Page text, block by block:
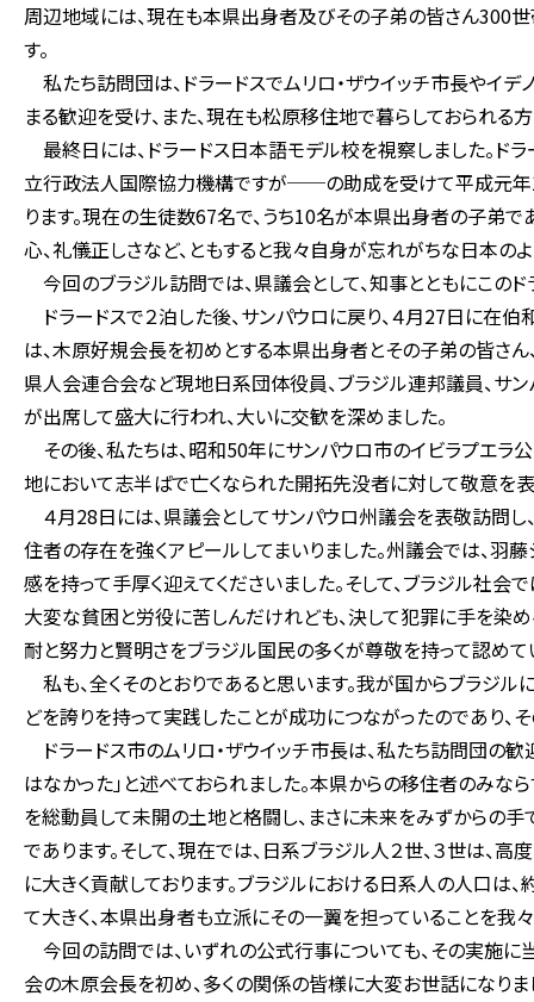
周辺地域には、現在も本県出身者及びその子弟の皆さん300世
す。
私たち訪問団は、ドラードスでムリロ・ザウイッチ市長やイ
まる歓迎を受け、また、現在も松原移住地で暮らしておられる
最終日には、ドラードス日本語モデル校を視察しました。ド
立行政法人国際協力機構ですが──の助成を受けて平成元年
ります。現在の生徒数67名で、うち10名が本県出身者の子弟
心、礼儀正しさなど、ともすると我々自身が忘れがちな日本の
今回のブラジル訪問では、県議会として、知事とともにこの
ドラードスで２泊した後、サンパウロに戻り、４月27日に
は、木原好規会長を初めとする本県出身者とその子弟の皆さ
県人会連合会など現地日系団体役員、ブラジル連邦議員、サ
が出席して盛大に行われ、大いに交歓を深めました。
その後、私たちは、昭和50年にサンパウロ市のイビラプエ
地において志半ばで亡くなられた開拓先没者に対して敬意を表
４月28日には、県議会としてサンパウロ州議会を表敬訪問
住者の存在を強くアピールしてまいりました。州議会では、
感を持って手厚く迎えてくださいました。そして、ブラジル社
大変な貧困と労役に苦しんだけれども、決して犯罪に手を染
耐と努力と賢明さをブラジル国民の多くが尊敬を持って認めて
私も、全くそのとおりであると思います。我が国からブラジ
どを誇りを持って実践したことが成功につながったのであり、
ドラードス市のムリロ・ザウイッチ市長は、私たち訪問団の
はなかった」と述べておられました。本県からの移住者のみな
を総動員して未開の土地と格闘し、まさに未来をみずからの手
であります。そして、現在では、日系ブラジル人２世、３世は
に大きく貢献しております。ブラジルにおける日系人の人口は
て大きく、本県出身者も立派にその一翼を担っていることを我
今回の訪問では、いずれの公式行事についても、その実施に
会の木原会長を初め、多くの関係の皆様に大変お世話になりま